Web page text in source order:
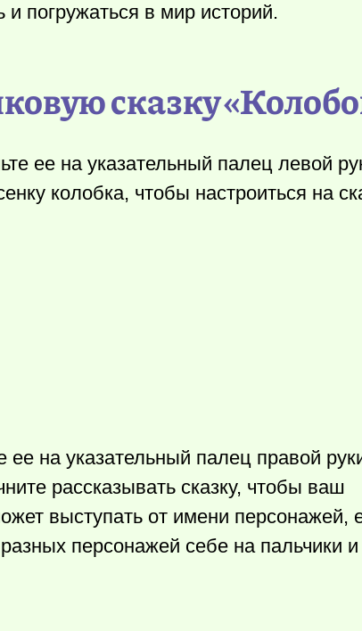
погружаться в мир историй.
сказку
ее на указательный палец левой
колобка, чтобы настроиться на
ее на указательный палец правой
рассказывать сказку, чтобы ваш
выступать от имени персонажей,
персонажей себе на пальчики и